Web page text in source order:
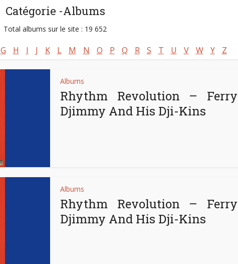
Catégorie -Albums
Total albums sur le site : 19 652
G H I J K L M N O P Q R S T U V W Y Z
Albums
Rhythm Revolution – Ferry
Djimmy And His Dji-Kins
Albums
Rhythm Revolution – Ferry
Djimmy And His Dji-Kins